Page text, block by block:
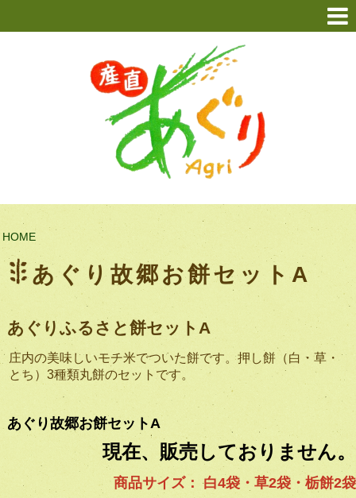
HOME
あぐり故郷お餅セットA
あぐりふるさと餅セットA
庄内の美味しいモチ米でついた餅です。押し餅（白・草・
とち）3種類丸餅のセットです。
あぐり故郷お餅セットA
現在、販売しておりません。
商品サイズ： 白4袋・草2袋・栃餅2袋